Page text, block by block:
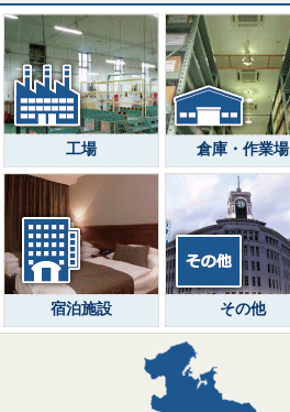
工場 倉庫・作業場
宿泊施設 その他